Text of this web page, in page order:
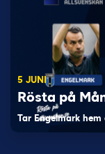
5 JUNI
Rösta på
Tar Engelmark hem